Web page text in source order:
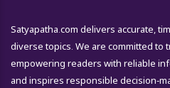
Satyapatha.com delivers accurate,
diverse topics. We are committed to
empowering readers with reliable
and inspires responsible decision-